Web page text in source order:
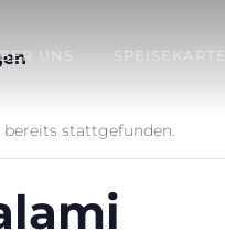
UNS SPEISEKARTE
stattgefunden.